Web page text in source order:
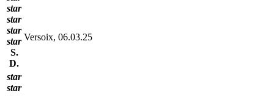
star
star
star
star
S.
D.
Versoix, 06.03.25
star
star